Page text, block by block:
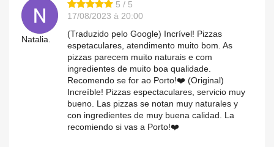
Natalia.
5 / 5
17/08/2023 à 20:00
(Traduzido pelo Google) Incrível! Pizzas
espetaculares, atendimento muito bom. As
pizzas parecem muito naturais e com
ingredientes de muito boa qualidade.
Recomendo se for ao Porto!❤️ (Original)
Increíble! Pizzas espectaculares, servicio muy
bueno. Las pizzas se notan muy naturales y
con ingredientes de muy buena calidad. La
recomiendo si vas a Porto!❤️